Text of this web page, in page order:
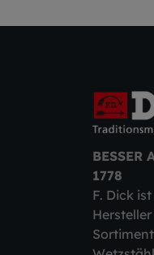
BESSER
1778
F. Dick